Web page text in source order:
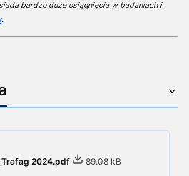
bardzo duże osiągnięcia w badaniach i
.
2024.pdf 89.08 kB